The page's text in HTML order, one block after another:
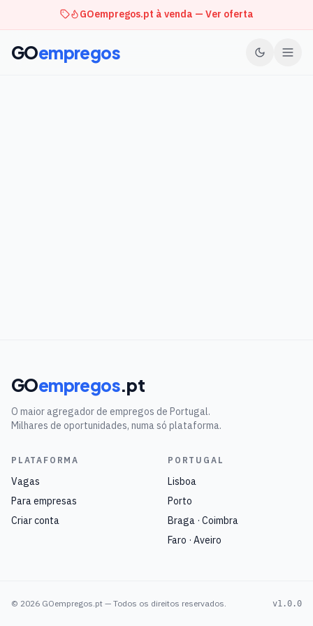
GOempregos.pt à venda — Ver oferta
GOempregos
GOempregos.pt
O maior agregador de empregos de Portugal.
Milhares de oportunidades, numa só plataforma.
PLATAFORMA
Vagas
Para empresas
Criar conta
PORTUGAL
Lisboa
Porto
Braga · Coimbra
Faro · Aveiro
© 2026 GOempregos.pt — Todos os direitos reservados. v1.0.0